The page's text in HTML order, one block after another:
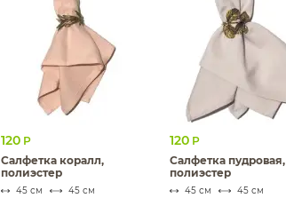
120 Р
Салфетка коралл,
полиэстер
45 см 45 см
120 Р
Салфетка пудровая,
полиэстер
45 см 45 см